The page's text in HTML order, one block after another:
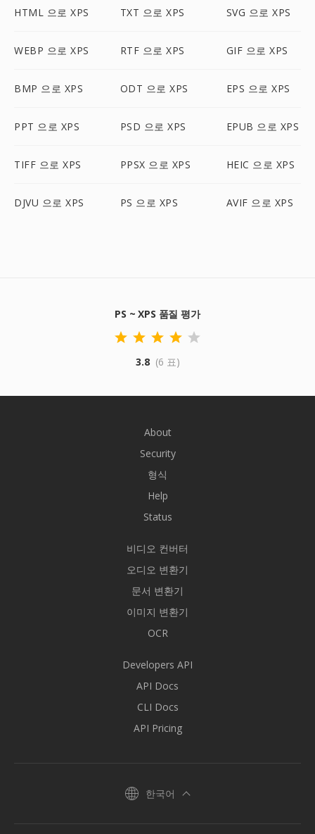
HTML 으로 XPS TXT 으로 XPS SVG 으로 XPS
WEBP 으로 XPS RTF 으로 XPS GIF 으로 XPS
BMP 으로 XPS ODT 으로 XPS EPS 으로 XPS
PPT 으로 XPS PSD 으로 XPS EPUB 으로 XPS
TIFF 으로 XPS PPSX 으로 XPS HEIC 으로 XPS
DJVU 으로 XPS PS 으로 XPS AVIF 으로 XPS
PS ~ XPS 품질 평가
3.8 (6 표)
About
Security
형식
Help
Status
비디오 컨버터
오디오 변환기
문서 변환기
이미지 변환기
OCR
Developers API
API Docs
CLI Docs
API Pricing
한국어